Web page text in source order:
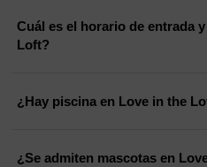
Cuál es el horario de entrada y salida
Loft?
¿Hay piscina en Love in the
¿Se admiten mascotas en